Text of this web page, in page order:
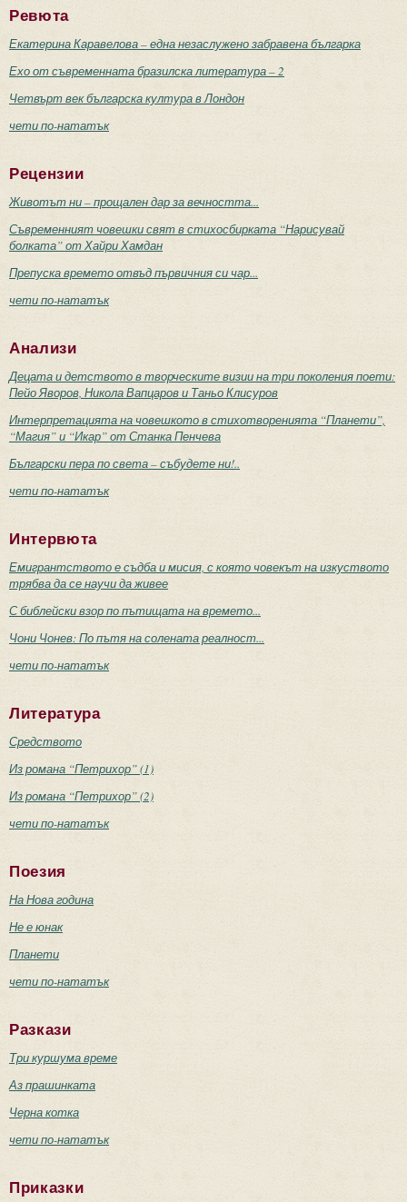
Ревюта
Екатерина Каравелова – една незаслужено забравена българка
Ехо от съвременната бразилска литература – 2
Четвърт век българска култура в Лондон
чети по-нататък
Рецензии
Животът ни – прощален дар за вечността...
Съвременният човешки свят в стихосбирката “Нарисувай
болката” от Хайри Хамдан
Препуска времето отвъд първичния си чар...
чети по-нататък
Анализи
Децата и детството в творческите визии на три поколения поети:
Пейо Яворов, Никола Вапцаров и Таньо Клисуров
Интерпретацията на човешкото в стихотворенията “Планети”,
“Магия” и “Икар” от Станка Пенчева
Български пера по света – събудете ни!..
чети по-нататък
Интервюта
Емигрантството е съдба и мисия, с която човекът на изкуството
трябва да се научи да живее
С библейски взор по пътищата на времето...
Чони Чонев: По пътя на солената реалност...
чети по-нататък
Литература
Средството
Из романа “Петрихор” (1)
Из романа “Петрихор” (2)
чети по-нататък
Поезия
На Нова година
Не е юнак
Планети
чети по-нататък
Разкази
Три куршума време
Аз прашинката
Черна котка
чети по-нататък
Приказки